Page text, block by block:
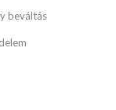
beváltás